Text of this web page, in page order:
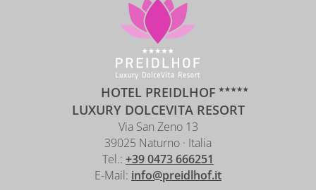
HOTEL PREIDLHOF
LUXURY DOLCEVITA RESORT
Via San Zeno 13
39025 Naturno · Italia
Tel.: +39 0473 666251
E-Mail: info@preidlhof.it